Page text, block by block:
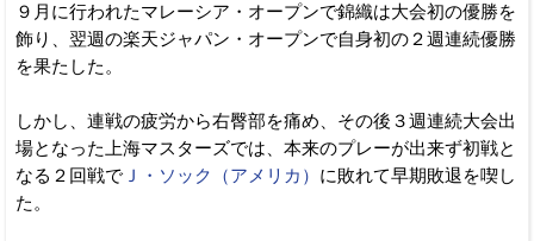
９月に行われたマレーシア・オープンで錦織は大会初の優勝を
飾り、翌週の楽天ジャパン・オープンで自身初の２週連続優勝
を果たした。
しかし、連戦の疲労から右臀部を痛め、その後３週連続大会出
場となった上海マスターズでは、本来のプレーが出来ず初戦と
なる２回戦で Ｊ・ソック（アメリカ） に敗れて早期敗退を喫し
た。